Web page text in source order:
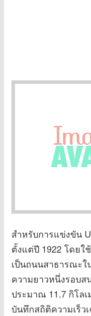
สำหรับการแข่งขัน
ตั้งแต่ปี 1922 โดยใ
เป็นถนนสาธารณะใ
ความยาวหนึ่งรอบส
ประมาณ 11.7 กิโล
บันทึกสถิติความเร็ว